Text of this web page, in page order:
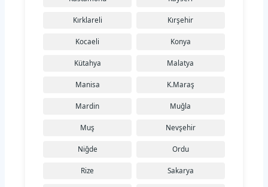
Kırklareli Kırşehir
Kocaeli Konya
Kütahya Malatya
Manisa K.Maraş
Mardin Muğla
Muş Nevşehir
Niğde Ordu
Rize Sakarya